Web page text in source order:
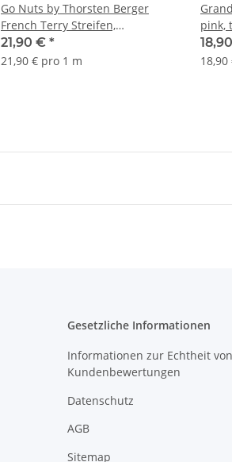
Go Nuts by Thorsten Berger
French Terry Streifen,
schwarz/braun
21,90 € *
21,90 € pro 1 m
pink,
Gesetzliche Informationen
Informationen zur Echtheit von
Kundenbewertungen
Datenschutz
AGB
Sitemap